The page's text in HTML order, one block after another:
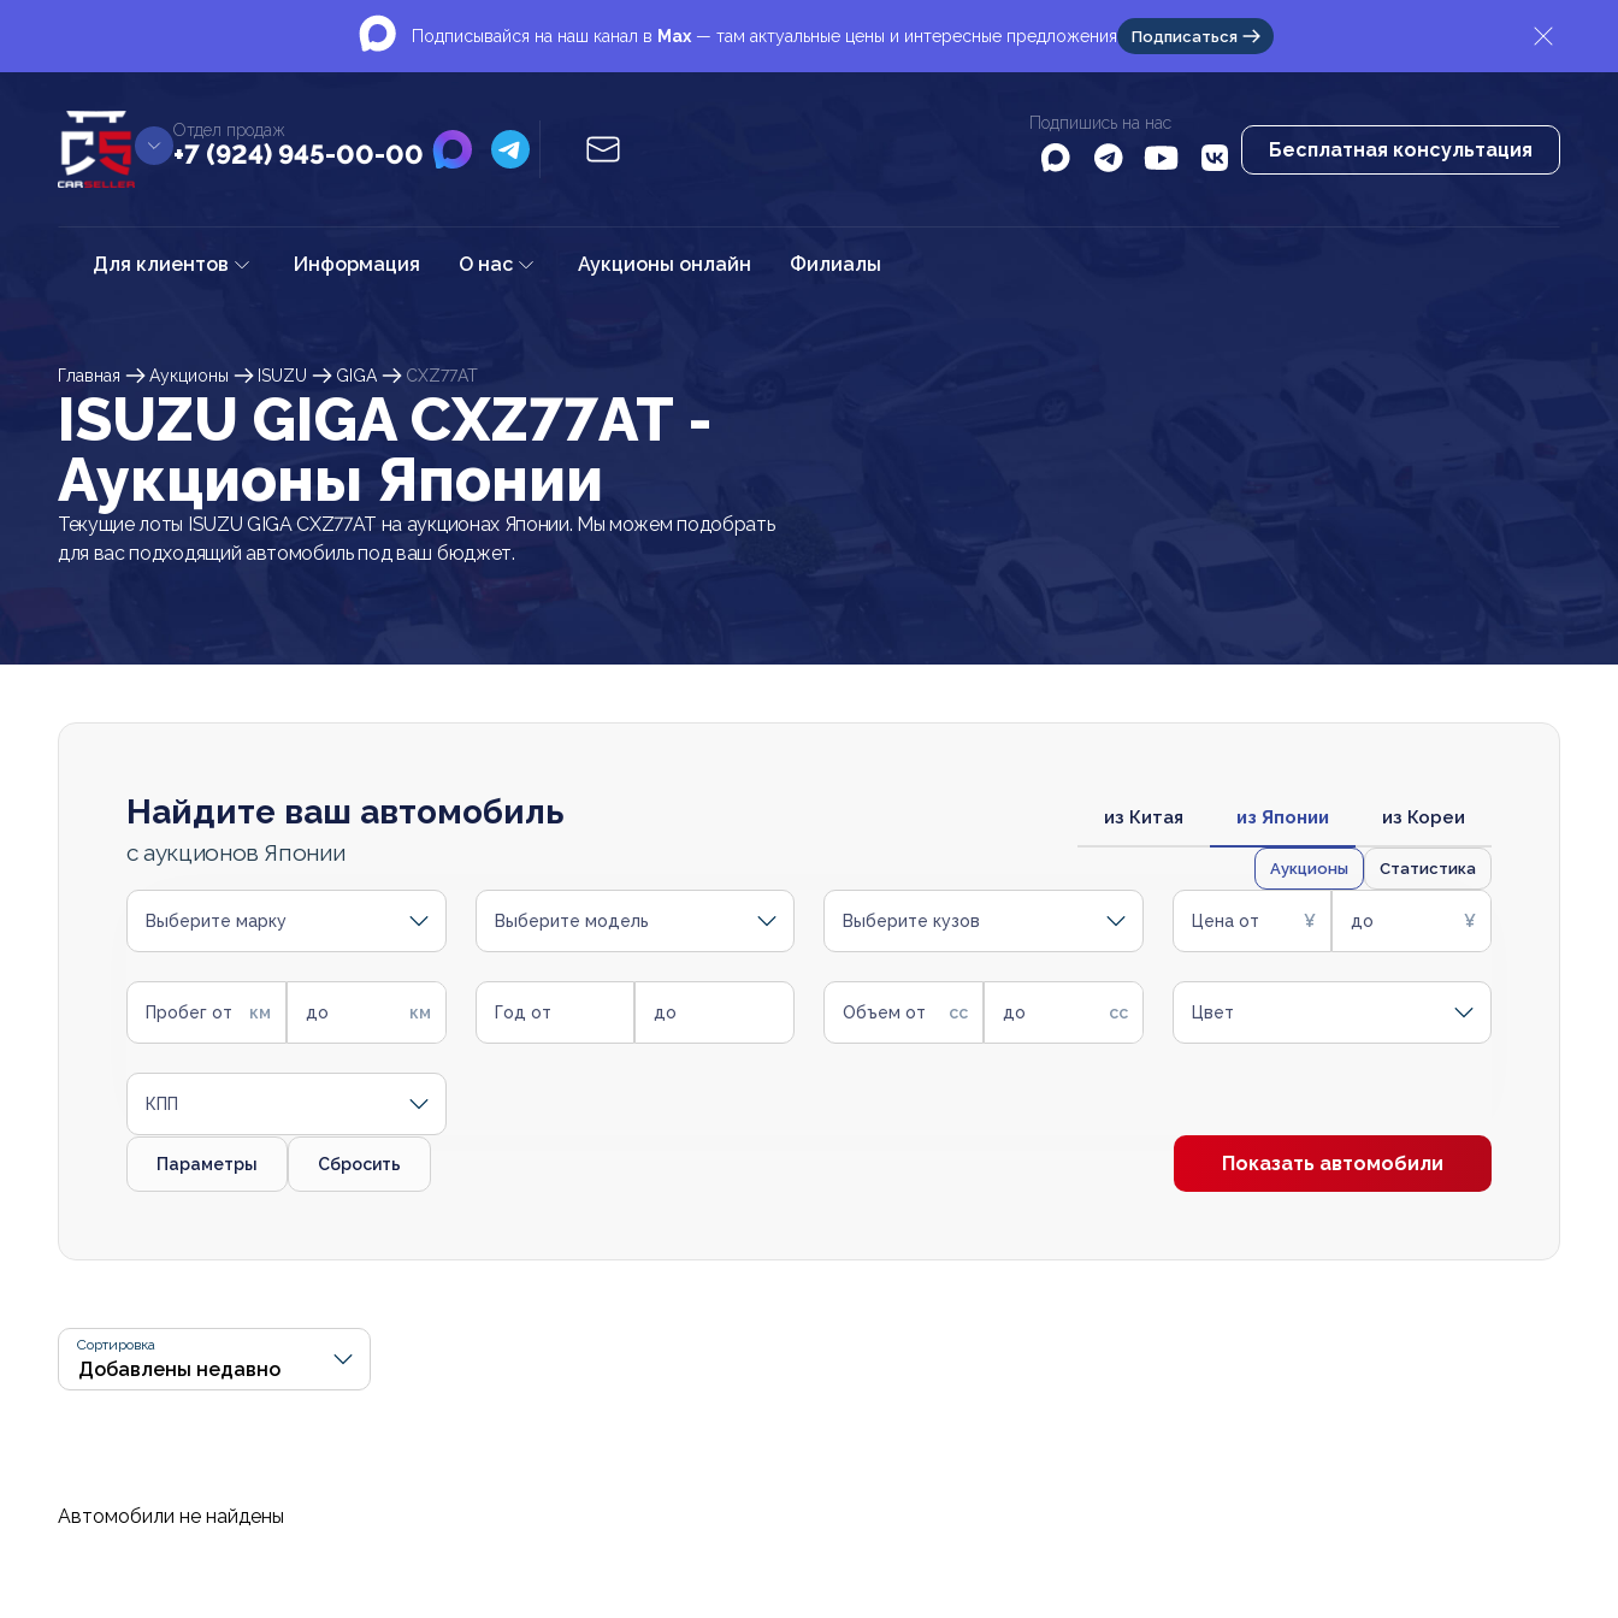
Подписывайся на наш канал в Max — там актуальные цены и интересные предложения Подписаться
Отдел продаж
+7 (924) 945-00-00
Подпишись на нас
Бесплатная консультация
Для клиентов Информация О нас Аукционы онлайн Филиалы
Главная Аукционы ISUZU GIGA CXZ77AT
ISUZU GIGA CXZ77AT -
Аукционы Японии
Текущие лоты ISUZU GIGA CXZ77AT на аукционах Японии. Мы можем подобрать
для вас подходящий автомобиль под ваш бюджет.
Найдите ваш автомобиль
с аукционов Японии
из Китая из Японии из Кореи
Аукционы Статистика
Выберите марку Выберите модель Выберите кузов Цена от до
Пробег от до Год от до Объем от до Цвет
КПП
Параметры Сбросить Показать автомобили
Сортировка
Автомобили не найдены